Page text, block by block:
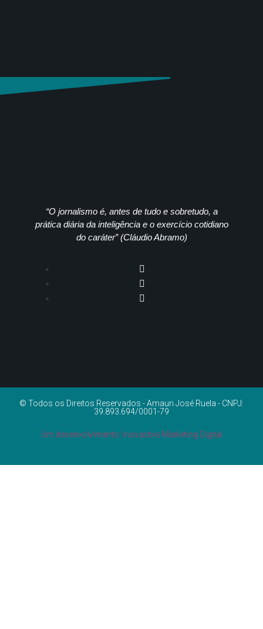
“O jornalismo é, antes de tudo e sobretudo, a
prática diária da inteligência e o exercício cotidiano
do caráter” (Cláudio Abramo)
© Todos os Direitos Reservados - Amauri José Ruela - CNPJ:
39.893.694/0001-79
Um desenvolvimento: Inovactive Marketing Digital